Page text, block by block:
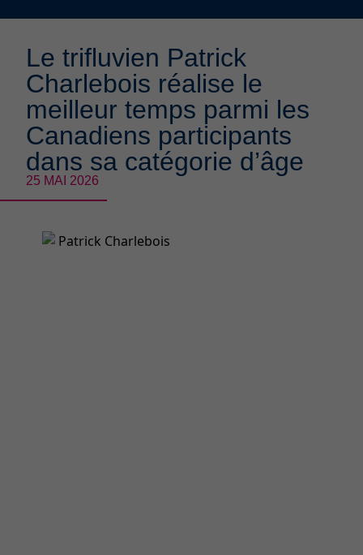
Le trifluvien Patrick
Charlebois réalise le
meilleur temps parmi les
Canadiens participants
dans sa catégorie d’âge
25 MAI 2026